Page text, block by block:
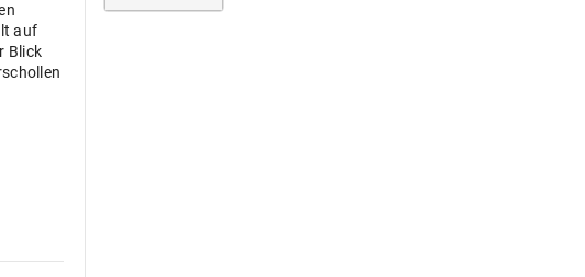
auf
Blick